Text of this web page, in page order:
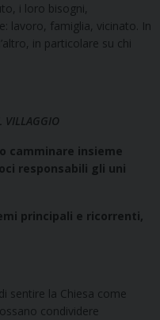
i loro bisogni,
lavoro, famiglia, vicinato. In
in particolare su chi
VILLAGGIO
camminare insieme
responsabili gli uni
principali e ricorrenti,
sentire la Chiesa come
condividere